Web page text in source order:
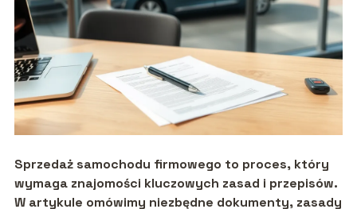
Sprzedaż samochodu firmowego to proces, który
wymaga znajomości kluczowych zasad i przepisów.
W artykule omówimy niezbędne dokumenty, zasady